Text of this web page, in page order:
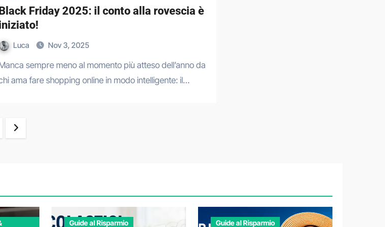
Friday 2025: il conto alla rovescia è
Luca Nov 3, 2025
momento più atteso dell’anno da
ama fare shopping online in modo intelligente: il…
Guide al Risparmio Guide al Risparmio